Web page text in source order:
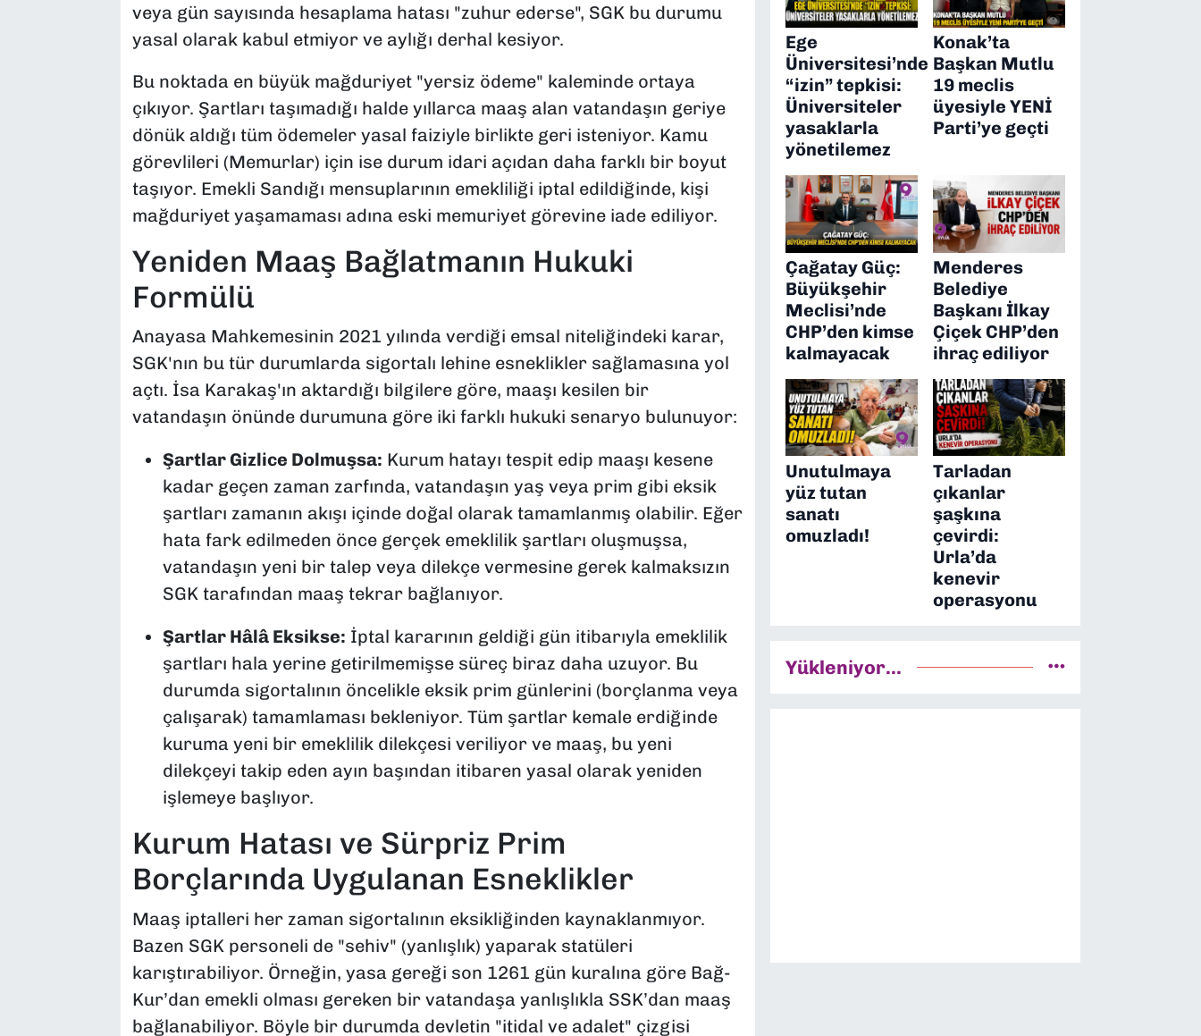
veya gün sayısında hesaplama hatası "zuhur ederse", SGK bu durumu
yasal olarak kabul etmiyor ve aylığı derhal kesiyor.
Bu noktada en büyük mağduriyet "yersiz ödeme" kaleminde ortaya
çıkıyor. Şartları taşımadığı halde yıllarca maaş alan vatandaşın geriye
dönük aldığı tüm ödemeler yasal faiziyle birlikte geri isteniyor. Kamu
görevlileri (Memurlar) için ise durum idari açıdan daha farklı bir boyut
taşıyor. Emekli Sandığı mensuplarının emekliliği iptal edildiğinde, kişi
mağduriyet yaşamaması adına eski memuriyet görevine iade ediliyor.
Yeniden Maaş Bağlatmanın Hukuki
Formülü
Anayasa Mahkemesinin 2021 yılında verdiği emsal niteliğindeki karar,
SGK'nın bu tür durumlarda sigortalı lehine esneklikler sağlamasına yol
açtı. İsa Karakaş'ın aktardığı bilgilere göre, maaşı kesilen bir
vatandaşın önünde durumuna göre iki farklı hukuki senaryo bulunuyor:
Şartlar Gizlice Dolmuşsa: Kurum hatayı tespit edip maaşı kesene
kadar geçen zaman zarfında, vatandaşın yaş veya prim gibi eksik
şartları zamanın akışı içinde doğal olarak tamamlanmış olabilir. Eğer
hata fark edilmeden önce gerçek emeklilik şartları oluşmuşsa,
vatandaşın yeni bir talep veya dilekçe vermesine gerek kalmaksızın
SGK tarafından maaş tekrar bağlanıyor.
Şartlar Hâlâ Eksikse: İptal kararının geldiği gün itibarıyla emeklilik
şartları hala yerine getirilmemişse süreç biraz daha uzuyor. Bu
durumda sigortalının öncelikle eksik prim günlerini (borçlanma veya
çalışarak) tamamlaması bekleniyor. Tüm şartlar kemale erdiğinde
kuruma yeni bir emeklilik dilekçesi veriliyor ve maaş, bu yeni
dilekçeyi takip eden ayın başından itibaren yasal olarak yeniden
işlemeye başlıyor.
Kurum Hatası ve Sürpriz Prim
Borçlarında Uygulanan Esneklikler
Maaş iptalleri her zaman sigortalının eksikliğinden kaynaklanmıyor.
Bazen SGK personeli de "sehiv" (yanlışlık) yaparak statüleri
karıştırabiliyor. Örneğin, yasa gereği son 1261 gün kuralına göre Bağ-
Kur’dan emekli olması gereken bir vatandaşa yanlışlıkla SSK’dan maaş
bağlanabiliyor. Böyle bir durumda devletin "itidal ve adalet" çizgisi
Ege
Üniversitesi’nde
“izin” tepkisi:
Üniversiteler
yasaklarla
yönetilemez
Konak’ta
Başkan Mutlu
19 meclis
üyesiyle YENİ
Parti’ye geçti
Çağatay Güç:
Büyükşehir
Meclisi’nde
CHP’den kimse
kalmayacak
Menderes
Belediye
Başkanı İlkay
Çiçek CHP’den
ihraç ediliyor
Unutulmaya
yüz tutan
sanatı
omuzladı!
Tarladan
çıkanlar
şaşkına
çevirdi:
Urla’da
kenevir
operasyonu
Yükleniyor...